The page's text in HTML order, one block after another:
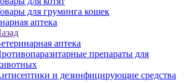
для груминга кошек
аптека
аптека
препараты для
и дезинфицирующие средства